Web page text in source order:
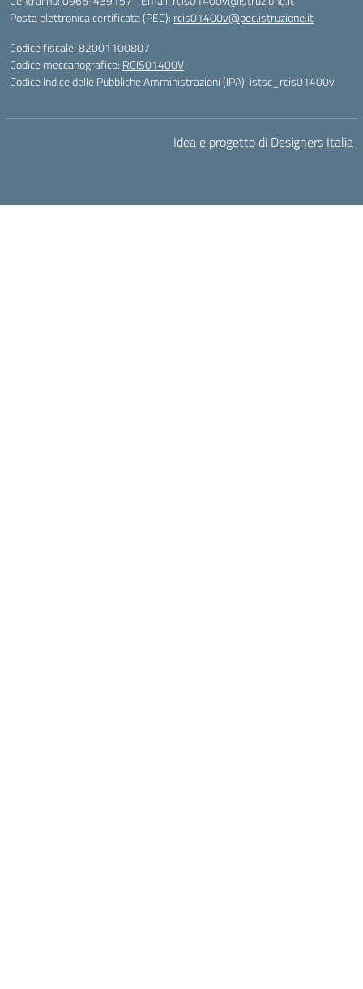
Posta elettronica certificata (PEC): rcis01400v@pec.istruzione.it
Codice fiscale: 82001100807
Codice meccanografico: RCIS01400V
Codice Indice delle Pubbliche Amministrazioni (IPA): istsc_rcis01400v
Idea e progetto di Designers Italia